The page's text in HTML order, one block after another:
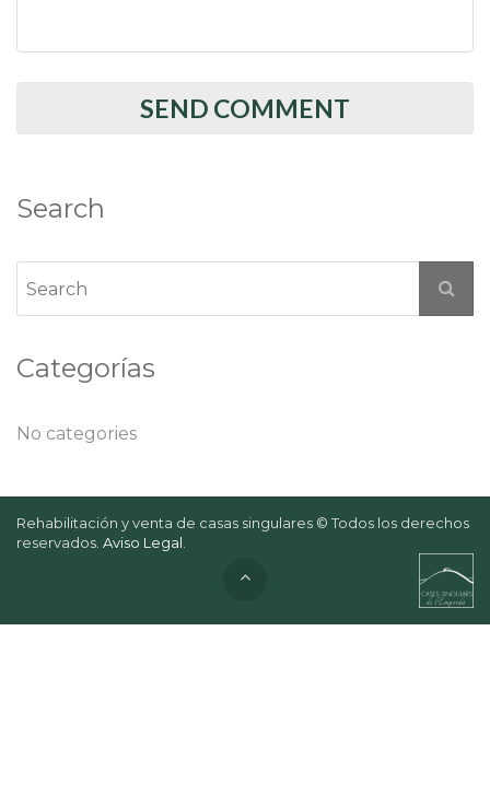
Search
Categorías
No categories
Rehabilitación y venta de casas singulares © Todos los derechos
reservados. Aviso Legal